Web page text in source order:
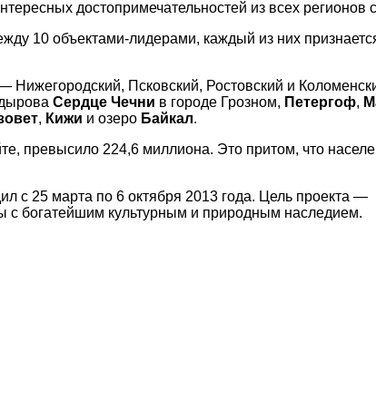
достопримечательностей из всех регионов
10 объектами-лидерами, каждый из них
Нижегородский, Псковский, Ростовский и
Сердце Чечни в городе Грозном, Петергоф,
, Кижи и озеро Байкал.
превысило 224,6 миллиона. Это притом, что
с 25 марта по 6 октября 2013 года. Цель проекта —
с богатейшим культурным и природным наследием.